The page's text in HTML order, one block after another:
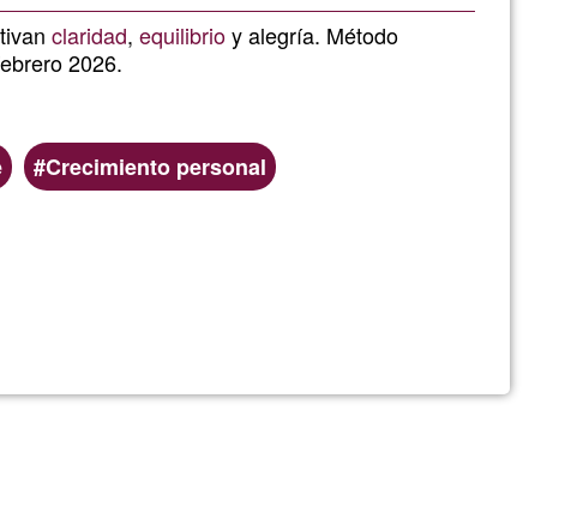
claridad, equilibrioy alegría. Método
2026.
Crecimiento personal
de